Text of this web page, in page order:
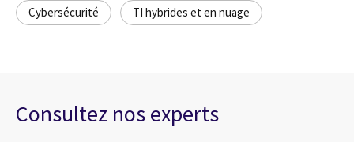
Cybersécurité TI hybrides et en nuage
Consultez nos experts